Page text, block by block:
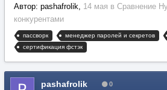
Автор: pashafrolik, 14 мая в Сравнение
конкурентами
пассворк менеджер паролей и секретов
сертификация фстэк
pashafrolik 0